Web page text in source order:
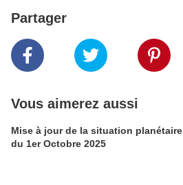
Partager
Vous aimerez aussi
Mise à jour de la situation planétaire
du 1er Octobre 2025